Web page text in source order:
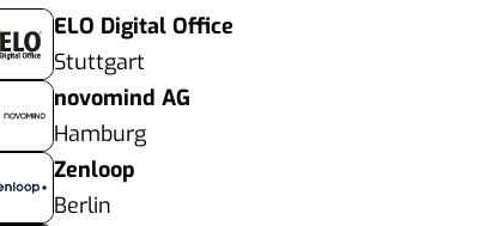
ELO Digital Office
Stuttgart
novomind AG
Hamburg
Zenloop
Berlin